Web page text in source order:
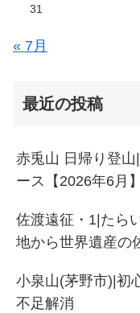
31
« 7月
最近の投稿
赤兎山 日帰り登
ース【2026年6月】
佐渡遠征・1|たら
地から世界遺産の
小泉山(茅野市)|初
不足解消